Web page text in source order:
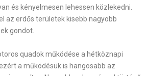
és kényelmesen lehessen közlekedni.
az erdős területek kisebb nagyobb
gondot.
quadok működése a hétköznapi
a működésük is hangosabb az